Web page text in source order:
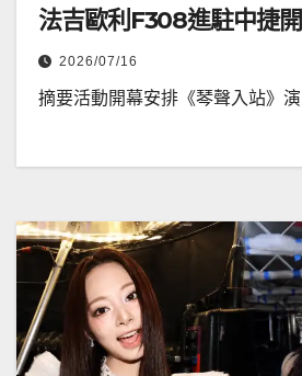
法吉歐利F308進駐中捷
2026/07/16
摘要活動開幕安排《琴聲入站》